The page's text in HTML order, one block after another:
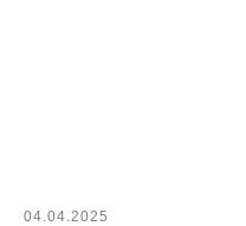
04.04.2025